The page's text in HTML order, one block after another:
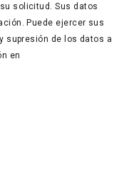
solicitud. Sus datos
Puede ejercer sus
supresión de los datos a
en